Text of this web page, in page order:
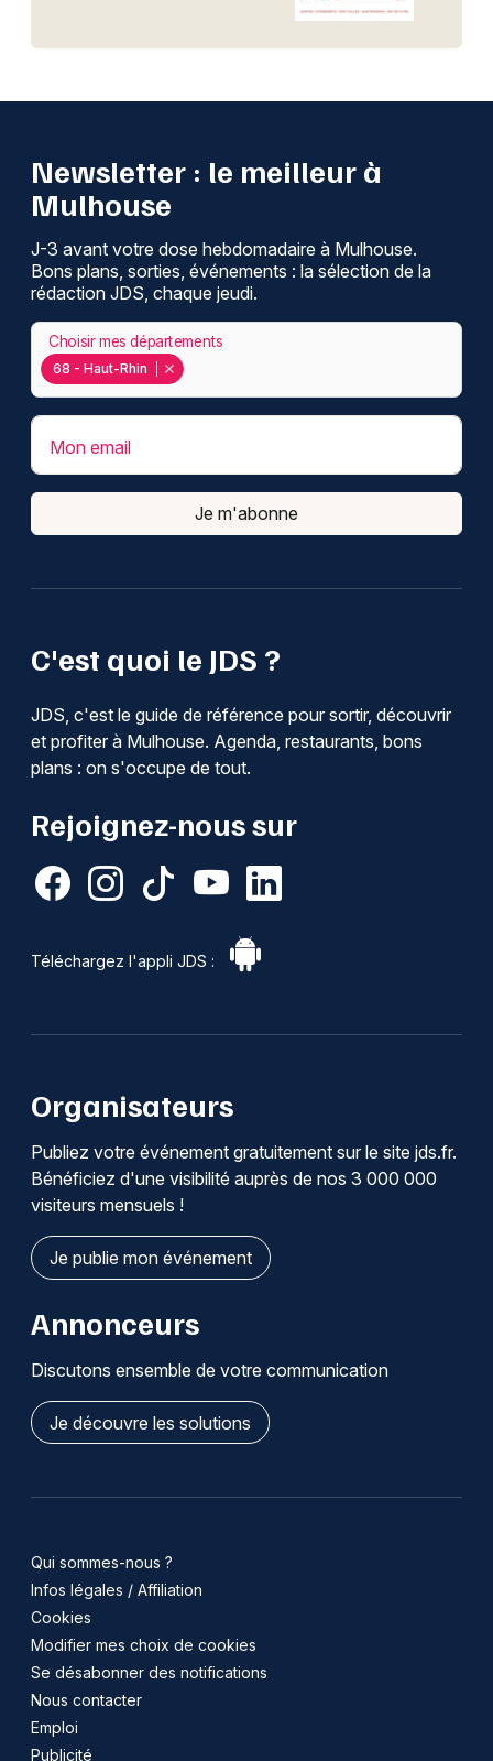
C'est quoi le JDS ?
JDS, c'est le guide de référence pour sortir, découvrir
et profiter à Mulhouse. Agenda, restaurants, bons
plans : on s'occupe de tout.
Rejoignez-nous sur
Téléchargez l'appli JDS :
Newsletter : le meilleur à
Mulhouse
J-3 avant votre dose hebdomadaire à Mulhouse.
Bons plans, sorties, événements : la sélection de la
rédaction JDS, chaque jeudi.
68 - Haut-Rhin
Choisir mes départements
Mon email
Je m'abonne
Organisateurs
Publiez votre événement gratuitement sur le site jds.fr.
Bénéficiez d'une visibilité auprès de nos 3 000 000
visiteurs mensuels !
Je publie mon événement
Annonceurs
Discutons ensemble de votre communication
Je découvre les solutions
Qui sommes-nous ?
Infos légales / Affiliation
Cookies
Modifier mes choix de cookies
Se désabonner des notifications
Nous contacter
Emploi
Publicité